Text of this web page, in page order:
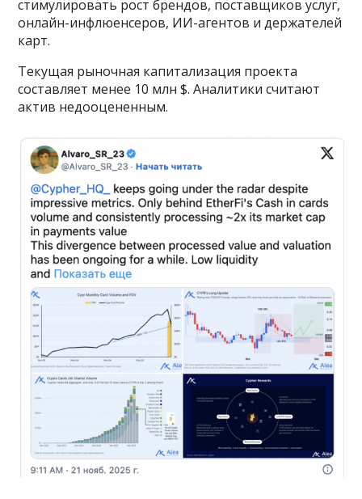
стимулировать рост брендов, поставщиков услуг,
онлайн-инфлюенсеров, ИИ-агентов и держателей
карт.
Текущая рыночная капитализация проекта
составляет менее 10 млн $. Аналитики считают
актив недооцененным.